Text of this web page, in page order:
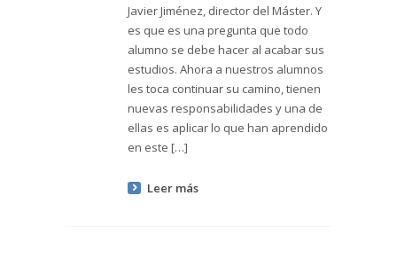
Javier Jiménez, director del Máster. Y
es que es una pregunta que todo
alumno se debe hacer al acabar sus
estudios. Ahora a nuestros alumnos
les toca continuar su camino, tienen
nuevas responsabilidades y una de
ellas es aplicar lo que han aprendido
en este […]
Leer más